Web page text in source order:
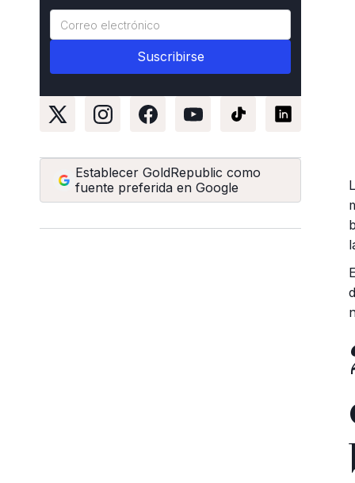
Establecer GoldRepublic como
fuente preferida en Google